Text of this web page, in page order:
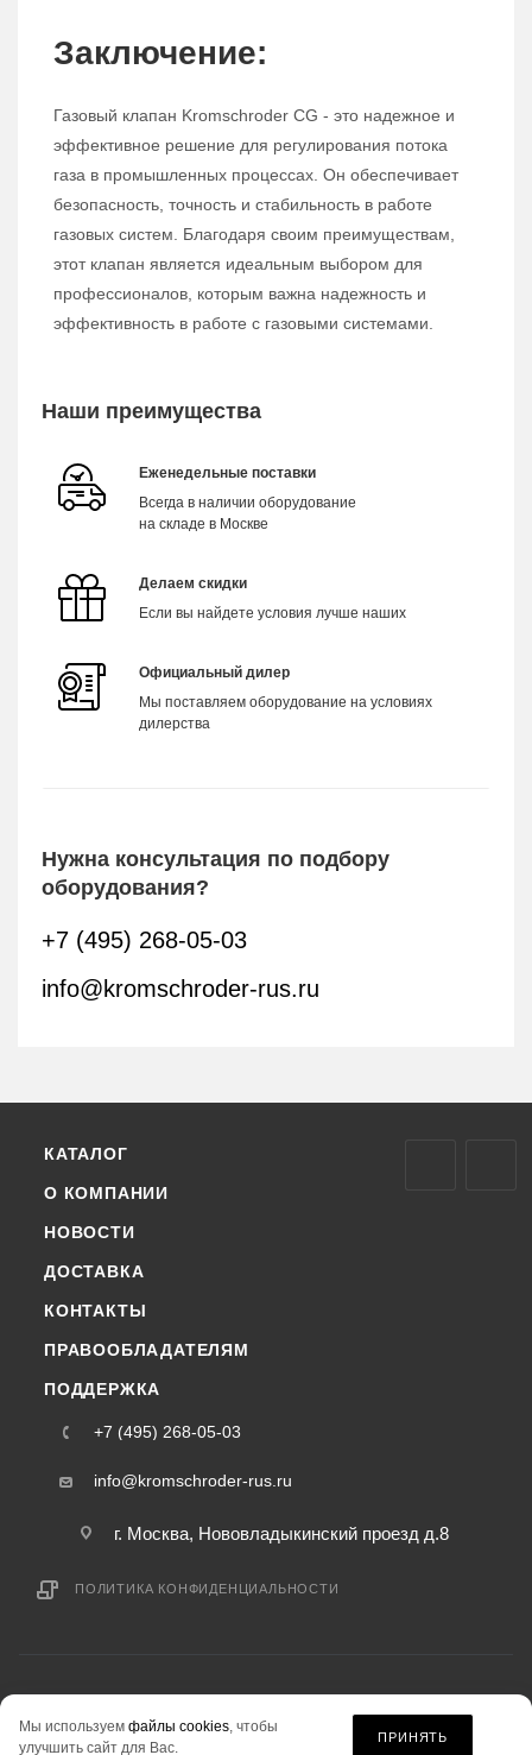
Заключение:
Газовый клапан Kromschroder CG - это надежное и
эффективное решение для регулирования потока
газа в промышленных процессах. Он обеспечивает
безопасность, точность и стабильность в работе
газовых систем. Благодаря своим преимуществам,
этот клапан является идеальным выбором для
профессионалов, которым важна надежность и
эффективность в работе с газовыми системами.
Наши преимущества
Еженедельные поставки
Всегда в наличии оборудование
на складе в Москве
Делаем скидки
Если вы найдете условия лучше наших
Официальный дилер
Мы поставляем оборудование на условиях
дилерства
Нужна консультация по подбору
оборудования?
+7 (495) 268-05-03
info@kromschroder-rus.ru
КАТАЛОГ
О КОМПАНИИ
НОВОСТИ
ДОСТАВКА
КОНТАКТЫ
ПРАВООБЛАДАТЕЛЯМ
ПОДДЕРЖКА
+7 (495) 268-05-03
info@kromschroder-rus.ru
г. Москва, Нововладыкинский проезд д.8
ПОЛИТИКА КОНФИДЕНЦИАЛЬНОСТИ
информация на сайте «kromschroder-rus.ru» не является публичной офертой.
Мы используем файлы cookies, чтобы
улучшить сайт для Вас.
ПРИНЯТЬ